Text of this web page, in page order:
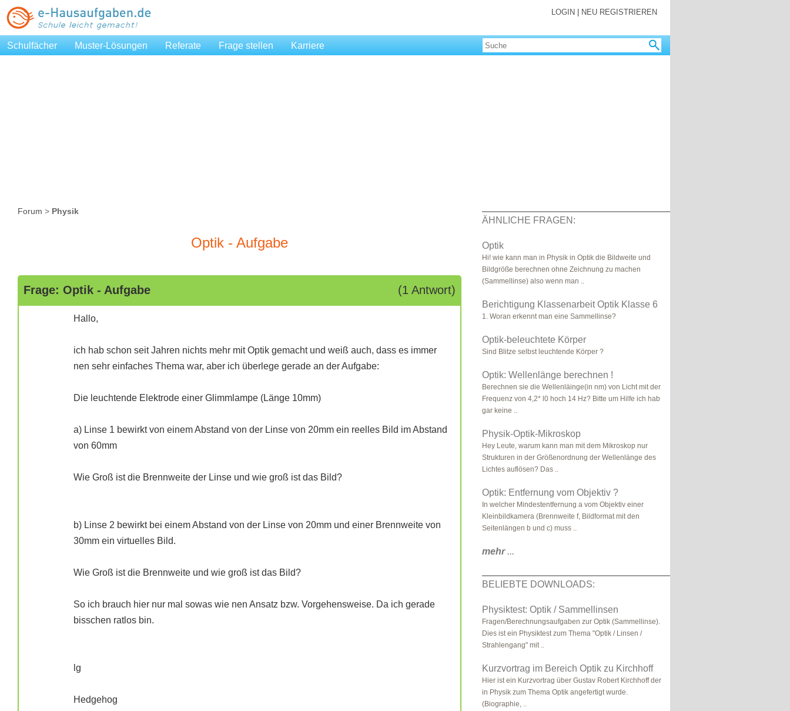
LOGIN NEU REGISTRIEREN
Schulfächer Muster-Lösungen Referate Frage stellen Karriere
Forum > Physik
Optik - Aufgabe
Frage: Optik - Aufgabe (1 Antwort)
Hallo,
ich hab schon seit Jahren nichts mehr mit Optik gemacht und weiß auch, dass es immer
nen sehr einfaches Thema war, aber ich überlege gerade an der Aufgabe:
Die leuchtende Elektrode einer Glimmlampe (Länge 10mm)
a) Linse 1 bewirkt von einem Abstand von der Linse von 20mm ein reelles Bild im Abstand
von 60mm
Wie Groß ist die Brennweite der Linse und wie groß ist das Bild?
b) Linse 2 bewirkt bei einem Abstand von der Linse von 20mm und einer Brennweite von
30mm ein virtuelles Bild.
Wie Groß ist die Brennweite und wie groß ist das Bild?
So ich brauch hier nur mal sowas wie nen Ansatz bzw. Vorgehensweise. Da ich gerade
bisschen ratlos bin.
lg
Hedgehog
ÄHNLICHE FRAGEN:
Optik
Hi! wie kann man in Physik in Optik die Bildweite und
Bildgröße berechnen ohne Zeichnung zu machen
(Sammellinse) also wenn man ..
Berichtigung Klassenarbeit Optik Klasse 6
1. Woran erkennt man eine Sammellinse?
Optik-beleuchtete Körper
Sind Blitze selbst leuchtende Körper ?
Optik: Wellenlänge berechnen !
Berechnen sie die Wellenläinge(in nm) von Licht mit der
Frequenz von 4,2* l0 hoch 14 Hz? Bitte um Hilfe ich hab
gar keine ..
Physik-Optik-Mikroskop
Hey Leute, warum kann man mit dem Mikroskop nur
Strukturen in der Größenordnung der Wellenlänge des
Lichtes auflösen? Das ..
Optik: Entfernung vom Objektiv ?
In welcher Mindestentfernung a vom Objektiv einer
Kleinbildkamera (Brennweite f, Bildformat mit den
Seitenlängen b und c) muss ..
mehr...
BELIEBTE DOWNLOADS:
Physiktest: Optik / Sammellinsen
Fragen/Berechnungsaufgaben zur Optik (Sammellinse).
Dies ist ein Physiktest zum Thema "Optik / Linsen /
Strahlengang" mit ..
Kurzvortrag im Bereich Optik zu Kirchhoff
Hier ist ein Kurzvortrag über Gustav Robert Kirchhoff der
in Physik zum Thema Optik angefertigt wurde.
(Biographie, ..